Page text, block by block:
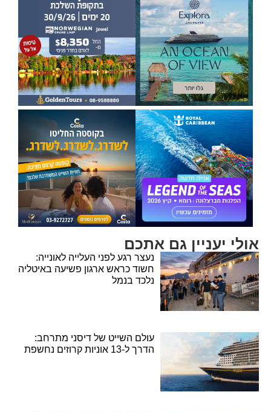
אולי יעניין גם אתכם
נעצר רגע לפני העלייה לאונייה:
חשוד כראש ארגון פשיעה באיטליה
נלכד בנמל
עולם השייט של דיסני מתרחב:
הדרך ל-13 אוניות קרוזים נחשפת